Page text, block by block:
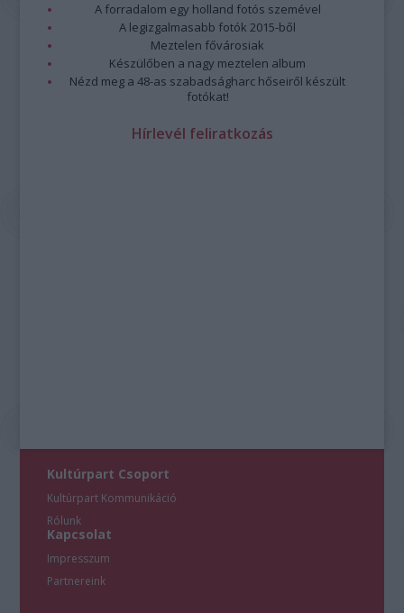
A forradalom egy holland fotós szemével
A legizgalmasabb fotók 2015-ből
Meztelen fővárosiak
Készülőben a nagy meztelen album
Nézd meg a 48-as szabadságharc hőseiről készült
fotókat!
Hírlevél feliratkozás
Kultúrpart Csoport
Kultúrpart Kommunikáció
Rólunk
Kapcsolat
Impresszum
Partnereink